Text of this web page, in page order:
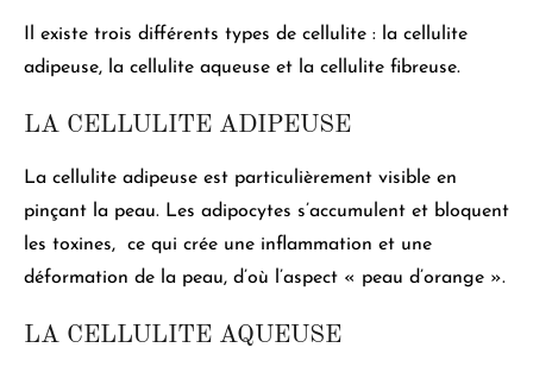
Il existe trois différents types de cellulite : la cellulite
adipeuse, la cellulite aqueuse et la cellulite fibreuse.
LA CELLULITE ADIPEUSE
La cellulite adipeuse est particulièrement visible en
pinçant la peau. Les adipocytes s’accumulent et bloquent
les toxines, ce qui crée une inflammation et une
déformation de la peau, d’où l’aspect « peau d’orange ».
LA CELLULITE AQUEUSE